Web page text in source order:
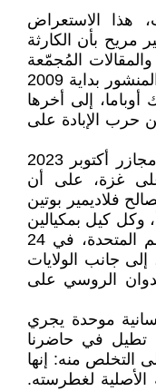
هذا الاستعراض
مريح بأن الكارثة
المُجمّعة
في كتاب فلسطين جرحنا، من أولها المنشور بداية 2009
إلى أخرها
بعد سنة من حرب الإبادة على
هكذا فإننا لم نتوان في التأكيد، بعد مجازر أكتوبر 2023
غزة، على أن
فلاديمير بوتين
وكل كيل بمكيالين
يُخرّبه. ولعل الدليل الأخير قُدّم بالأمم المتحدة، في 24
إلى جانب الولايات
الروسي على
موحدة يجري
تطيل في حاضرنا
التخلص منه: إنها
الأصلية لغطرسته.